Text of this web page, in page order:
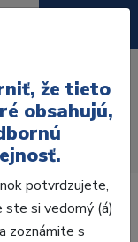
že tieto
obsahujú,
potvrdzujete,
ste si vedomý (á)
zoznámite s